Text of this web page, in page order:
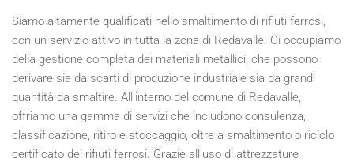
Siamo altamente qualificati nello smaltimento di rifiuti ferrosi,
con un servizio attivo in tutta la zona di Redavalle. Ci occupiamo
della gestione completa dei materiali metallici, che possono
derivare sia da scarti di produzione industriale sia da grandi
quantità da smaltire. All'interno del comune di Redavalle,
offriamo una gamma di servizi che includono consulenza,
classificazione, ritiro e stoccaggio, oltre a smaltimento o riciclo
certificato dei rifiuti ferrosi. Grazie all'uso di attrezzature